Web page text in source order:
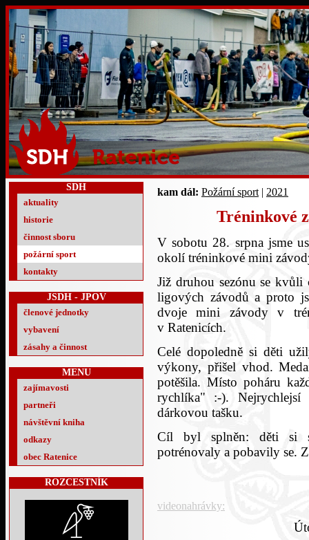
SDH
aktuality
historie
činnost sboru
požární sport
kontakty
JSDH - JPOV
členové jednotky
vybavení
zásahy a činnost
MENU
zajímavosti
partneři
návštěvní kniha
odkazy
obec Ratenice
ROZCESTNÍK
kam dál: Požární sport| 2021
Tréninkové
V sobotu 28. srpna jsme
okolí tréninkové mini
Již druhou sezónu se kvůli
ligových závodů a proto
dvoje mini závody v
v Ratenicích.
Celé dopoledně si děti
výkony, přišel vhod.
potěšila. Místo poháru
rychlíka" :-). Nejrychlejsí
dárkovou tašku.
Cíl byl splněn: děti si
potrénovaly a pobavily se.
videonahrávky: